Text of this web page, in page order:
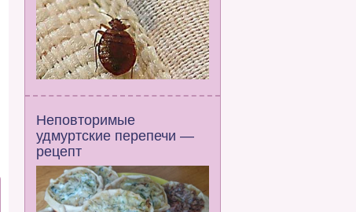
Неповторимые
удмуртские перепечи —
рецепт